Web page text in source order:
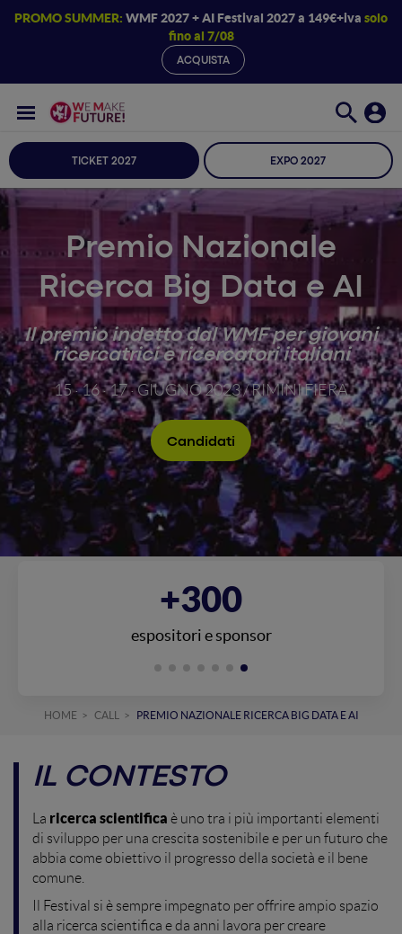
PROMO SUMMER: WMF 2027 + AI Festival 2027 a 149€+iva solo
fino al 7/08
ACQUISTA
TICKET 2027 EXPO 2027
Premio Nazionale
Ricerca Big Data e AI
Il premio indetto dal WMF per giovani
ricercatrici e ricercatori italiani
15 · 16 · 17 · GIUGNO 2023 / RIMINI FIERA
Candidati
+300
espositori e sponsor
HOME CALL PREMIO NAZIONALE RICERCA BIG DATA E AI
IL CONTESTO
La ricerca scientifica è uno tra i più importanti elementi
di sviluppo per una crescita sostenibile e per un futuro che
abbia come obiettivo il progresso della società e il bene
comune.
Il Festival si è sempre impegnato per offrire ampio spazio
alla ricerca scientifica e da anni lavora per creare